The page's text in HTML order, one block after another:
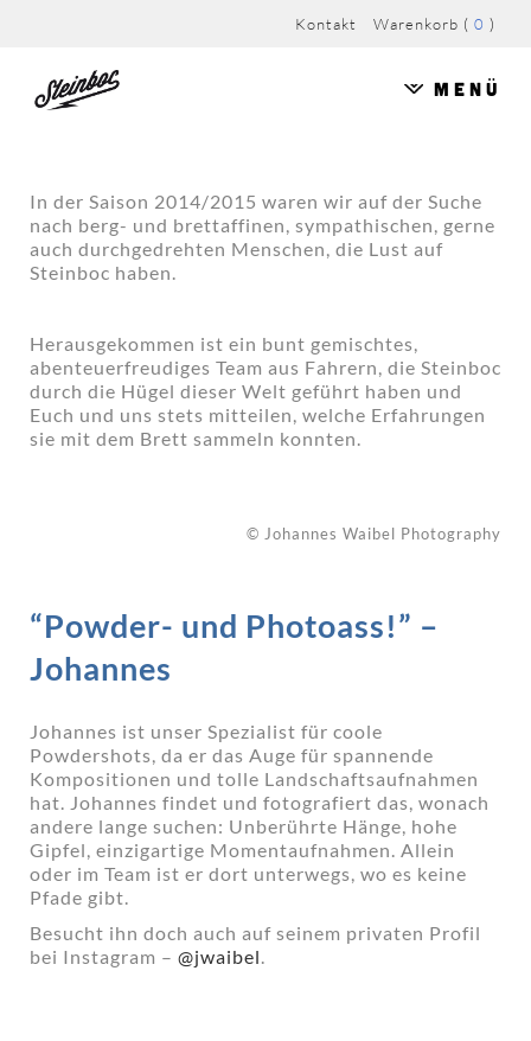
Kontakt Warenkorb ( 0 )
Menü
In der Saison 2014/2015 waren wir auf der Suche
nach berg- und brettaffinen, sympathischen, gerne
auch durchgedrehten Menschen, die Lust auf
Steinboc haben.
Herausgekommen ist ein bunt gemischtes,
abenteuerfreudiges Team aus Fahrern, die Steinboc
durch die Hügel dieser Welt geführt haben und
Euch und uns stets mitteilen, welche Erfahrungen
sie mit dem Brett sammeln konnten.
© Johannes Waibel Photography
“Powder- und Photoass!” –
Johannes
Johannes ist unser Spezialist für coole
Powdershots, da er das Auge für spannende
Kompositionen und tolle Landschaftsaufnahmen
hat. Johannes findet und fotografiert das, wonach
andere lange suchen: Unberührte Hänge, hohe
Gipfel, einzigartige Momentaufnahmen. Allein
oder im Team ist er dort unterwegs, wo es keine
Pfade gibt.
Besucht ihn doch auch auf seinem privaten Profil
bei Instagram – @jwaibel.